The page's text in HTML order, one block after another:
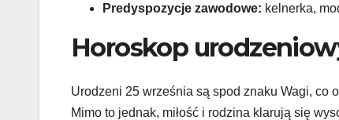
Predyspozycje zawodowe: kelnerka,
Horoskop
Urodzeni 25 września są spod znaku Wagi, co
Mimo to jednak, miłość i rodzina klarują się